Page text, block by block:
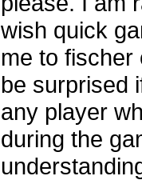
wish quick
me to fischer
be surprised
any player
during the